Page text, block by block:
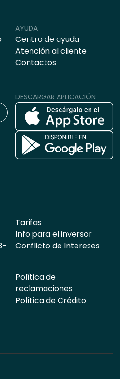
AYUDA
Centro de ayuda
Atención al cliente
Contactos
DESCARGAR APLICACIÓN
Tarifas
Info para el inversor
Conflicto de Intereses
Política de
reclamaciones
Política de Crédito